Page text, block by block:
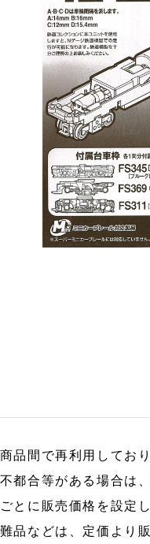
品間で再利用してお
都合等がある場合は
とに販売価格を設定
品などは、定価より